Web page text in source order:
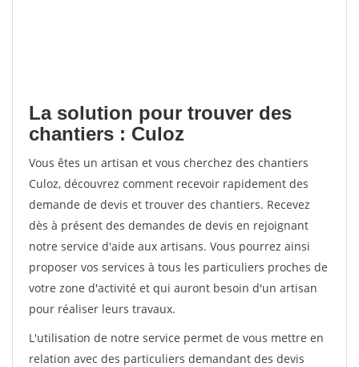
La solution pour trouver des
chantiers : Culoz
Vous êtes un artisan et vous cherchez des chantiers
Culoz, découvrez comment recevoir rapidement des
demande de devis et trouver des chantiers. Recevez
dès à présent des demandes de devis en rejoignant
notre service d'aide aux artisans. Vous pourrez ainsi
proposer vos services à tous les particuliers proches de
votre zone d'activité et qui auront besoin d'un artisan
pour réaliser leurs travaux.
L'utilisation de notre service permet de vous mettre en
relation avec des particuliers demandant des devis